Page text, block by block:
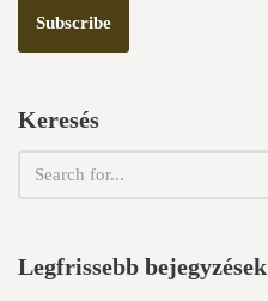
Keresés
Legfrissebb bejegyzések